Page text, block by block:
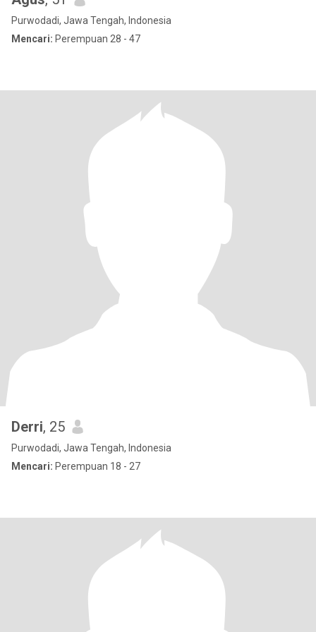
Purwodadi, Jawa Tengah, Indonesia
Mencari: Perempuan 28 - 47
Derri, 25
Purwodadi, Jawa Tengah, Indonesia
Mencari: Perempuan 18 - 27